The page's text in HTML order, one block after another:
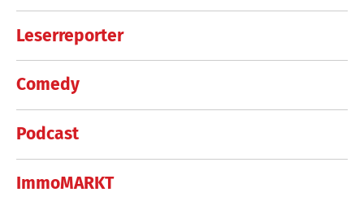
Leserreporter
Comedy
Podcast
ImmoMARKT